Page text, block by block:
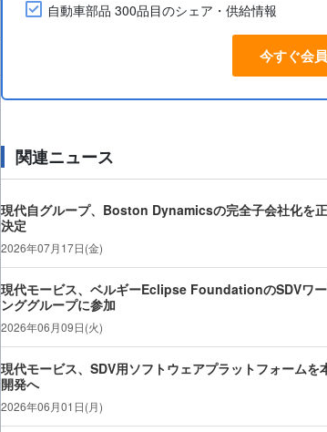
自動車部品 300品目のシェア・供給情報
今すぐ会
関連ニュース
現代自グループ、Boston Dynamicsの完全子会社化を
決定
2026年07月17日(金)
現代モービス、ベルギーEclipse FoundationのSDVワ
ンググループに参加
2026年06月09日(火)
現代モービス、SDV用ソフトウェアプラットフォームを
開発へ
2026年06月01日(月)